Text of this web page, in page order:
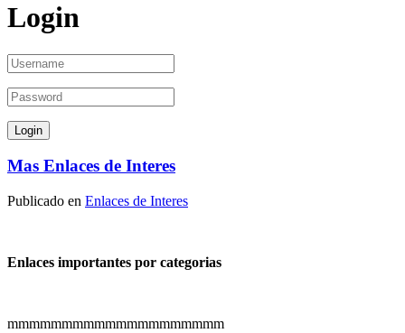
Login
Mas Enlaces de Interes
Publicado en Enlaces de Interes
Enlaces importantes por categorias
mmmmmmmmmmmmmmmmmmmm